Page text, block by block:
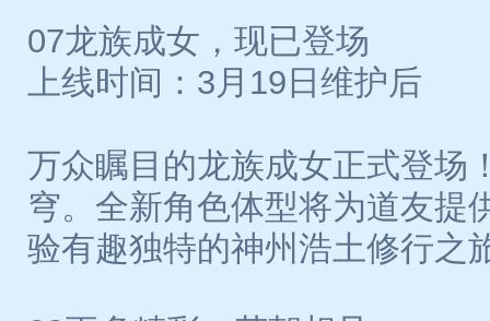
07龙族成女，现已登场
上线时间：3月19日维护后
万众瞩目的龙族成女正式登场
穹。全新角色体型将为道友提
验有趣独特的神州浩土修行之